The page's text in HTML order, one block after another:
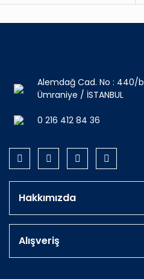
Alemdağ Cad. No : 440/b
Ümraniye / İSTANBUL
0 216 412 84 36
Hakkımızda
Alışveriş